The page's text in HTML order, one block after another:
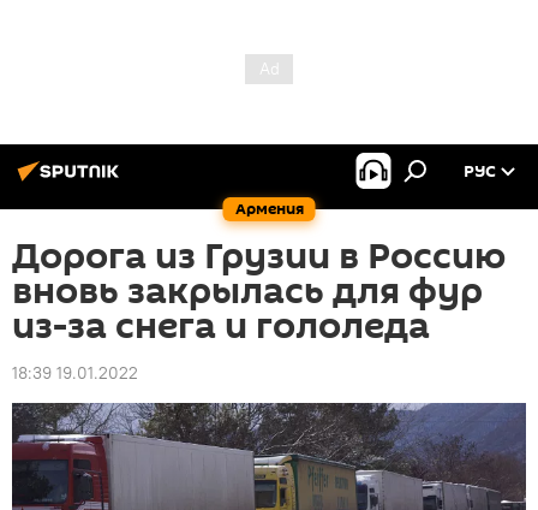
Армения
РУС
Дорога из Грузии в Россию
вновь закрылась для фур
из-за снега и гололеда
18:39 19.01.2022